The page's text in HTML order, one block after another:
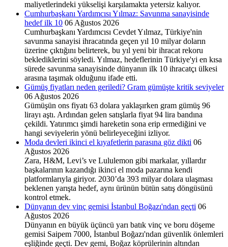
maliyetlerindeki yükselişi karşılamakta yetersiz kalıyor.
Cumhurbaşkanı Yardımcısı Yılmaz: Savunma sanayisinde
hedef ilk 10 06 Ağustos 2026
Cumhurbaşkanı Yardımcısı Cevdet Yılmaz, Türkiye'nin
savunma sanayisi ihracatında geçen yıl 10 milyar doların
üzerine çıktığını belirterek, bu yıl yeni bir ihracat rekoru
beklediklerini söyledi. Yılmaz, hedeflerinin Türkiye'yi en kısa
sürede savunma sanayisinde dünyanın ilk 10 ihracatçı ülkesi
arasına taşımak olduğunu ifade etti.
Gümüş fiyatları neden geriledi? Gram gümüşte kritik seviyeler
06 Ağustos 2026
Gümüşün ons fiyatı 63 dolara yaklaşırken gram gümüş 96
lirayı aştı. Ardından gelen satışlarla fiyat 94 lira bandına
çekildi. Yatırımcı şimdi hareketin sona erip ermediğini ve
hangi seviyelerin yönü belirleyeceğini izliyor.
Moda devleri ikinci el kıyafetlerin parasına göz dikti 06
Ağustos 2026
Zara, H&M, Levi’s ve Lululemon gibi markalar, yıllardır
başkalarının kazandığı ikinci el moda pazarına kendi
platformlarıyla giriyor. 2030’da 393 milyar dolara ulaşması
beklenen yarışta hedef, aynı ürünün bütün satış döngüsünü
kontrol etmek.
Dünyanın dev vinç gemisi İstanbul Boğazı'ndan geçti 06
Ağustos 2026
Dünyanın en büyük üçüncü yarı batık vinç ve boru döşeme
gemisi Saipem 7000, İstanbul Boğazı'ndan güvenlik önlemleri
eşliğinde geçti. Dev gemi, Boğaz köprülerinin altından